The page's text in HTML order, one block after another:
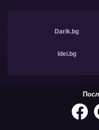
Darik.bg
Idei.bg